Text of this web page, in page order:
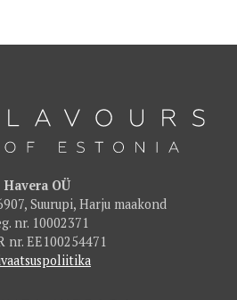
Havera OÜ
Suurupi, Harju maakond
nr. 10002371
nr. EE100254471